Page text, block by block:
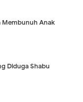
Membunuh Anak
Diduga Shabu